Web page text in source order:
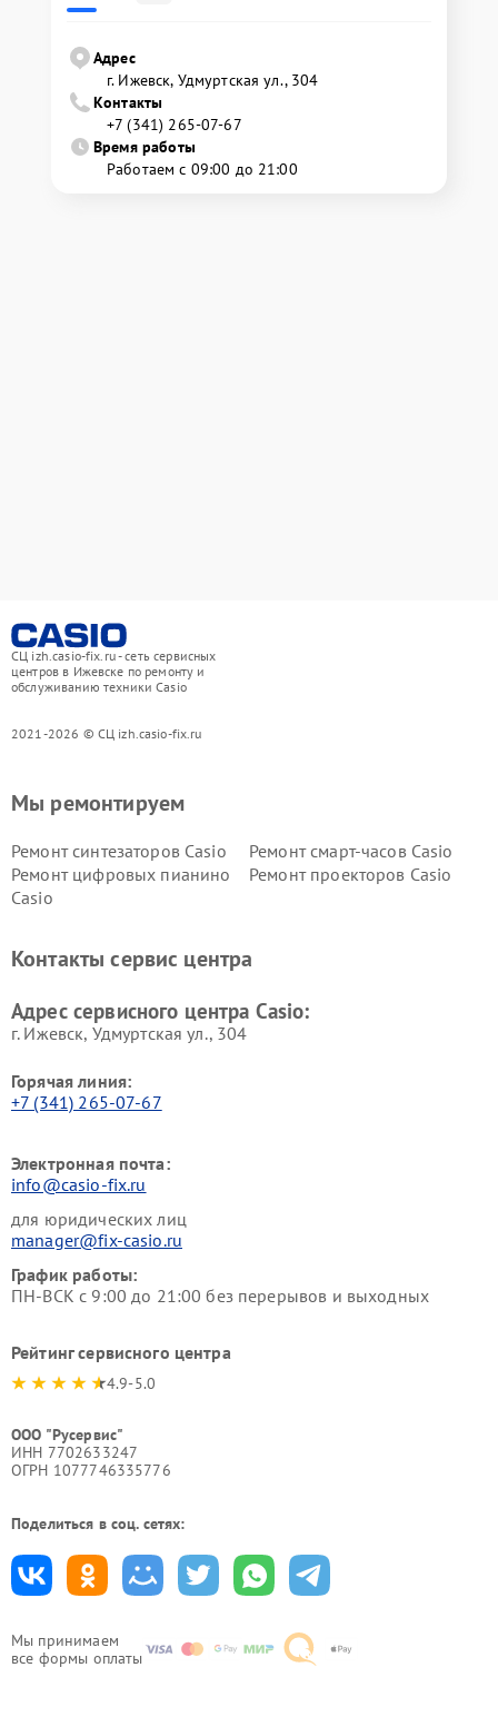
Адрес
г. Ижевск, Удмуртская ул., 304
Контакты
+7 (341) 265-07-67
Время работы
Работаем с 09:00 до 21:00
СЦ izh.casio-fix.ru - сеть сервисных
центров в Ижевске по ремонту и
обслуживанию техники Casio
2021-2026 © СЦ izh.casio-fix.ru
Мы принимаем
все формы оплаты
Мы ремонтируем
Ремонт синтезаторов Casio
Ремонт смарт-часов Casio
Ремонт цифровых пианино
Casio
Ремонт проекторов Casio
Контакты сервис центра
Адрес сервисного центра Casio:
г. Ижевск, Удмуртская ул., 304
Горячая линия:
+7 (341) 265-07-67
Электронная почта:
info@casio-fix.ru
для юридических лиц
manager@fix-casio.ru
График работы:
ПН-ВСК с 9:00 до 21:00 без перерывов и выходных
Рейтинг сервисного центра
4.9-5.0
ООО "Русервис"
ИНН 7702633247
ОГРН 1077746335776
Поделиться в соц. сетях: